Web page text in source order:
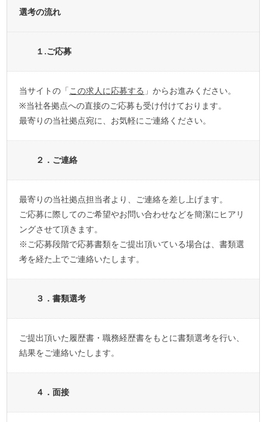
選考の流れ
１.ご応募
当サイトの「この求人に応募する 」からお進みください。
※当社各拠点への直接のご応募も受け付けております。
最寄りの当社拠点宛に、お気軽にご連絡ください。
２．ご連絡
最寄りの当社拠点担当者より、ご連絡を差し上げます。
ご応募に際してのご希望やお問い合わせなどを簡潔にヒアリ
ングさせて頂きます。
※ご応募段階で応募書類をご提出頂いている場合は、書類選
考を経た上でご連絡いたします。
３．書類選考
ご提出頂いた履歴書・職務経歴書をもとに書類選考を行い、
結果をご連絡いたします。
４．面接